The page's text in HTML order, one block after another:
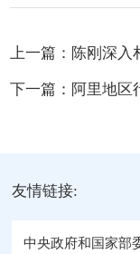
上一篇： 陈刚深入
下一篇： 阿里地区
友情链接:
中央政府和国家部